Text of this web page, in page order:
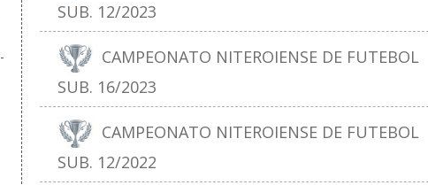
SUB. 12/2023
CAMPEONATO NITEROIENSE DE FUTEBOL
SUB. 16/2023
CAMPEONATO NITEROIENSE DE FUTEBOL
SUB. 12/2022